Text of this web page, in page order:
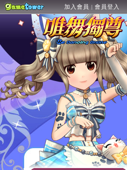
加入會員 | 會員登入